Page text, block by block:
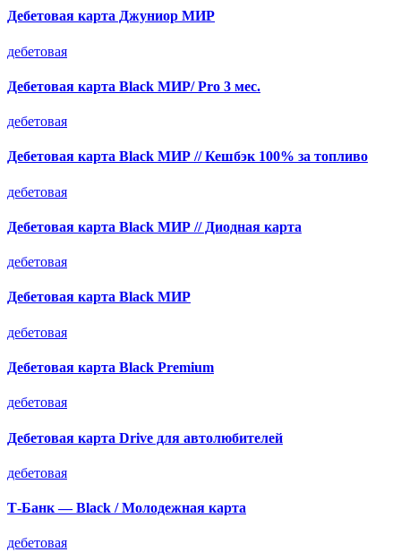
Дебетовая карта Джуниор МИР
дебетовая
Дебетовая карта Black МИР/ Pro 3 мес.
дебетовая
Дебетовая карта Black МИР // Кешбэк 100% за топливо
дебетовая
Дебетовая карта Black МИР // Диодная карта
дебетовая
Дебетовая карта Black МИР
дебетовая
Дебетовая карта Black Premium
дебетовая
Дебетовая карта Drive для автолюбителей
дебетовая
Т-Банк — Black / Молодежная карта
дебетовая